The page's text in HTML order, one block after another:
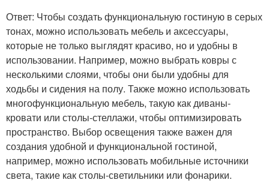
Ответ: Чтобы создать функциональную гостиную в серых
тонах, можно использовать мебель и аксессуары,
которые не только выглядят красиво, но и удобны в
использовании. Например, можно выбрать ковры с
несколькими слоями, чтобы они были удобны для
ходьбы и сидения на полу. Также можно использовать
многофункциональную мебель, такую как диваны-
кровати или столы-стеллажи, чтобы оптимизировать
пространство. Выбор освещения также важен для
создания удобной и функциональной гостиной,
например, можно использовать мобильные источники
света, такие как столы-светильники или фонарики.